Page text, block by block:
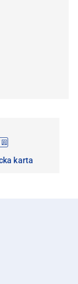
karta